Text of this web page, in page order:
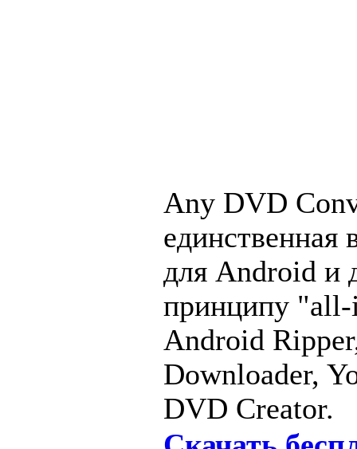
Any DVD
единственная
для Android и
принципу "all-
Android
Downloader,
DVD Creator.